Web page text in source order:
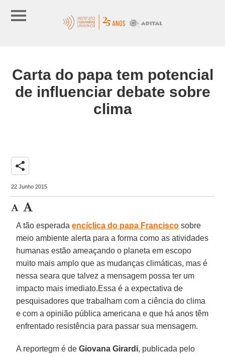
Carta do papa tem potencial
de influenciar debate sobre
clima
share
22 Junho 2015
A tão esperadaencíclica do papa Francisco sobre
meio ambiente alerta para a forma como as atividades
humanas estão ameaçando o planeta em escopo
muito mais amplo que as mudanças climáticas, mas é
nessa seara que talvez a mensagem possa ter um
impacto mais imediato.Essa é a expectativa de
pesquisadores que trabalham com a ciência do clima
e com a opinião pública americana e que há anos têm
enfrentado resistência para passar sua mensagem.
A reportegm é deGiovana Girardi, publicada pelo